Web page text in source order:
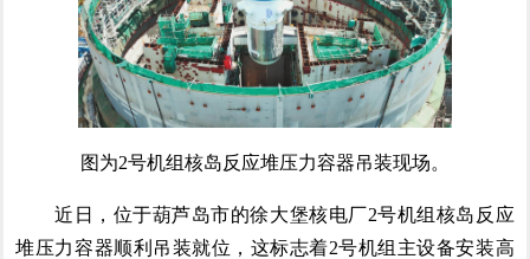
图为2号机组核岛反应堆压力容器吊装现场。
近日，位于葫芦岛市的徐大堡核电厂2号机组核岛反应
堆压力容器顺利吊装就位，这标志着2号机组主设备安装高